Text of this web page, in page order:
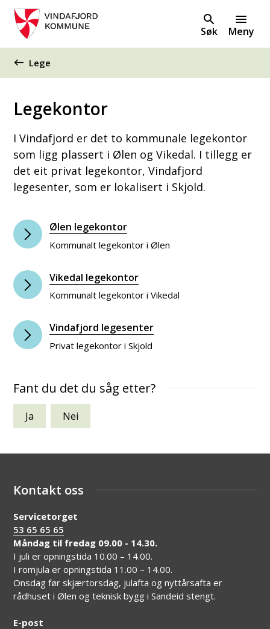
Søk Meny
Du er her:
Lege
Legekontor
I Vindafjord er det to kommunale legekontor
som ligg plassert i Ølen og Vikedal. I tillegg er
det eit privat legekontor, Vindafjord
legesenter, som er lokalisert i Skjold.
Ølen legekontor
Kommunalt legekontor i Ølen
Vikedal legekontor
Kommunalt legekontor i Vikedal
Vindafjord legesenter
Privat legekontor i Skjold
Fant du det du såg etter?
Ja Nei
Kontakt oss
Servicetorget
53 65 65 65
Måndag til fredag 09.00 - 14.30.
I juli er opningstida 10.00 – 14.00.
I romjula er opningstida 11.00 – 14.00.
Onsdag før skjærtorsdag, julafta og nyttårsafta er
rådhuset i Ølen og teknisk bygg i Sandeid stengt.
E-post